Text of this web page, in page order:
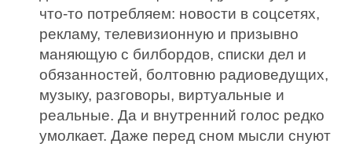
что-то потребляем: новости в соцсетях,
рекламу, телевизионную и призывно
маняющую с билбордов, списки дел и
обязанностей, болтовню радиоведущих,
музыку, разговоры, виртуальные и
реальные. Да и внутренний голос редко
умолкает. Даже перед сном мысли снуют